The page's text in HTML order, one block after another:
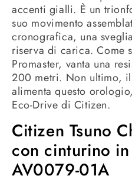
accenti gialli. È un
suo movimento
cronografica, una
riserva di carica. Come
Promaster, vanta una
200 metri. Non ultimo,
alimenta questo
Eco-Drive di Citizen.
Citizen Tsuno
con cinturino
AV0079-01A